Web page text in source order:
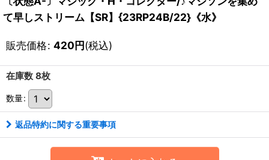
て早しストリーム【SR】{23RP24B/22}《水》
販売価格: 420円(税込)
在庫数 8枚
数量:
返品特約に関する重要事項